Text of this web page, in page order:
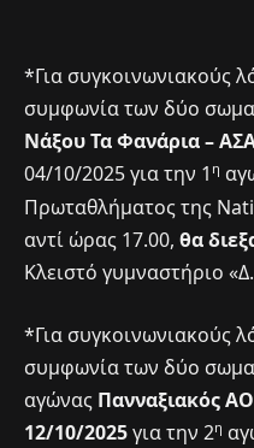
*Για συγκοινωνιακούς
συμφωνία των δύο
Νάξου Τα Φανάρια –
04/10/2025 για την 1 η
Πρωταθλήματος της
αντί ώρας 17.00, θα
Κλειστό γυμναστήριο
*Για συγκοινωνιακούς
συμφωνία των δύο
αγώνας Πανναξιακός
12/10/2025για την 2η